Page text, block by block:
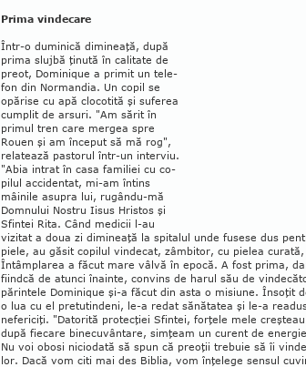
Prima vindecare
Într-o duminică dimineaţă, după
pri­ma slujbă ţinută în calitate de
preot, Do­mi­nique a primit un tele­
fon din Nor­man­dia. Un copil se
opărise cu apă clocotită şi sufe­rea
cumplit de arsuri. "Am sărit în
primul tren care mergea spre
Rouen şi am început să mă rog",
relatează pas­to­rul într-un in­terviu.
"Abia intrat în casa fa­mi­liei cu co­
pilul accidentat, mi-am întins
mâinile asu­pra lui, rugându-mă
Domnului Nostru Iisus Hristos şi
Sfintei Rita. Când medicii l-au
vizitat a doua zi dimi­neaţă la spitalul unde fusese dus
piele, au găsit copilul vindecat, zâmbitor, cu pielea
Întâmplarea a făcut mare vâlvă în epo­că. A fost prima,
fiindcă de atunci înainte, convins de harul său de
părintele Dominique şi-a făcut din asta o misiune. Însoţit
o lua cu el pretutindeni, le-a redat să­nătatea şi le-a
nefericiţi. "Datorită protecţiei Sfin­tei, forţele mele
după fiecare binecu­vân­tare, simţeam un curent de
Nu voi obosi nicio­dată să spun că pre­oţii trebuie să îi
lor. Dacă vom citi mai des Biblia, vom înţelege sensul